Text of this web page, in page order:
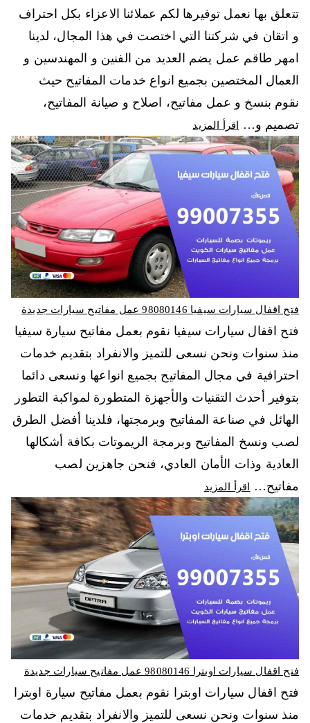
تتعلق بها نعمل توفيرها لكم عملائنا الاعزاء بكل احتراف
و اتقان في شركتنا التي اختصت في هذا المجال، لدينا
امهر طاقم عمل يضم العديد من الفنين و المهندسين و
العمال المختصين بجميع انواع خدمات المفاتيح حيث
نقوم بنسخ و عمل مفاتيح، اصلاح و صيانة المفاتيح،
تصميم و…
اقرأ المزيد
فتح اقفال سيارات سيفيا 98080146‬ عمل مفاتيح سيارات جديدة
فتح اقفال سيارات سيفيا نقوم بعمل مفاتيح سيارة سيفيا
منذ سنوات ونحن نسعى للتميز والانفراد بتقديم خدمات
احترافية في مجال المفاتيح بجميع انواعها ونسعى دائما
بتوفير أحدث التقنيات والأجهزة المتطورة لمواكبة التطور
الهائل في صناعة المفاتيح وبرمجتها، فلدينا أفضل الطرق
لصب ونسخ المفاتيح وبرمجة الريموتات بكافة أشكالها
العادية وذات الأمان العادي، فنحن جاهزين لصب
مفاتيح…
اقرأ المزيد
فتح اقفال سيارات اوبترا 98080146‬ عمل مفاتيح سيارات جديدة
فتح اقفال سيارات اوبترا نقوم بعمل مفاتيح سيارة اوبترا
منذ سنوات ونحن نسعى للتميز والانفراد بتقديم خدمات